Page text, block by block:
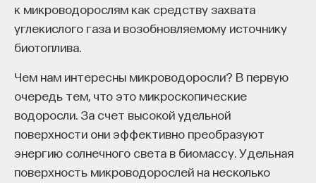
к микроводорослям как средству захвата
углекислого газа и возобновляемому источнику
биотоплива.
Чем нам интересны микроводоросли? В первую
очередь тем, что это микроскопические
водоросли. За счет высокой удельной
поверхности они эффективно преобразуют
энергию солнечного света в биомассу. Удельная
поверхность микроводорослей на несколько
предсказать, какие именно рабочие места ждут
выпускника, но сама эта оптика тоже остается
отдельной идеологией. В зависимости от того,
у него будут совершенно разные ответы
на вопрос о целях образования».
Университет должен строить
будущее